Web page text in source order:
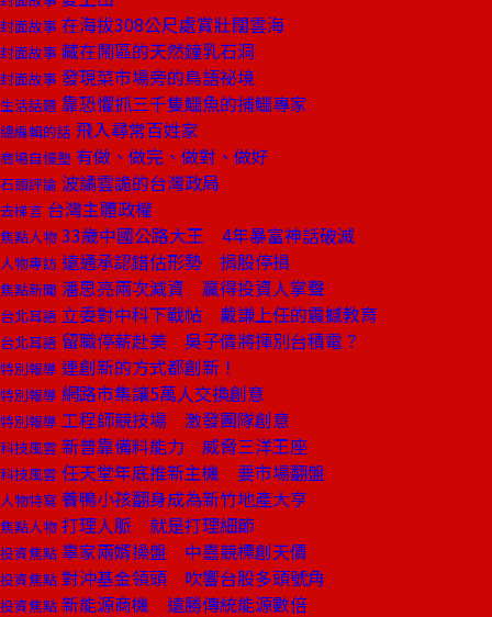
封面故事 在海拔308公尺處賞壯闊雲海
封面故事 藏在鬧區的天然鐘乳石洞
封面故事 發現菜市場旁的鳥語祕境
生活話題 靠恐懼抓三千隻鱷魚的捕鱷專家
總編輯的話 飛入尋常百姓家
商場自慢塾 有做、做完、做對、做好
石頭評論 波譎雲詭的台灣政局
去梯言 台灣主體政權
焦點人物 33歲中國公路大王 4年暴富神話破滅
人物專訪 遠通承認錯估形勢 捐股停損
焦點新聞 潘思亮兩次減資 贏得投資人掌聲
台北耳語 立委對中科下戰帖 戴謙上任的震撼教育
台北耳語 留職停薪赴美 吳子倩將揮別台積電？
特別報導 連創新的方式都創新！
特別報導 網路市集讓5萬人交換創意
特別報導 工程師競技場 激發團隊創意
科技風雲 新普靠備料能力 威脅三洋王座
科技風雲 任天堂年底推新主機 要市場翻盤
人物特寫 養鴨小孩翻身成為新竹地產大亨
焦點人物 打理人脈 就是打理細節
投資焦點 辜家兩婿操盤 中嘉競標創天價
投資焦點 對沖基金領頭 吹響台股多頭號角
投資焦點 新能源商機 遠勝傳統能源數倍